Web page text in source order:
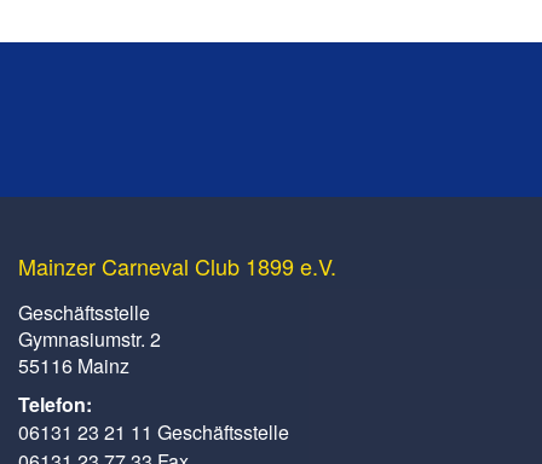
Mainzer Carneval Club 1899 e.V.
Geschäftsstelle
Gymnasiumstr. 2
55116 Mainz
Telefon:
06131 23 21 11 Geschäftsstelle